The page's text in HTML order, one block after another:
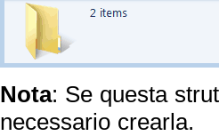
Nota: Se questa
necessario crearla.